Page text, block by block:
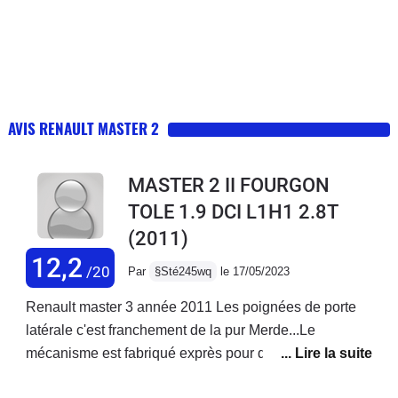
AVIS RENAULT MASTER 2
12,2 /20
MASTER 2 II FOURGON
TOLE 1.9 DCI L1H1 2.8T
(2011)
Par §Sté245wq le 17/05/2023
Renault master 3 année 2011 Les poignées de porte
latérale c'est franchement de la pur Merde...Le
mécanisme est fabriqué exprès pour qu'il casse et oui